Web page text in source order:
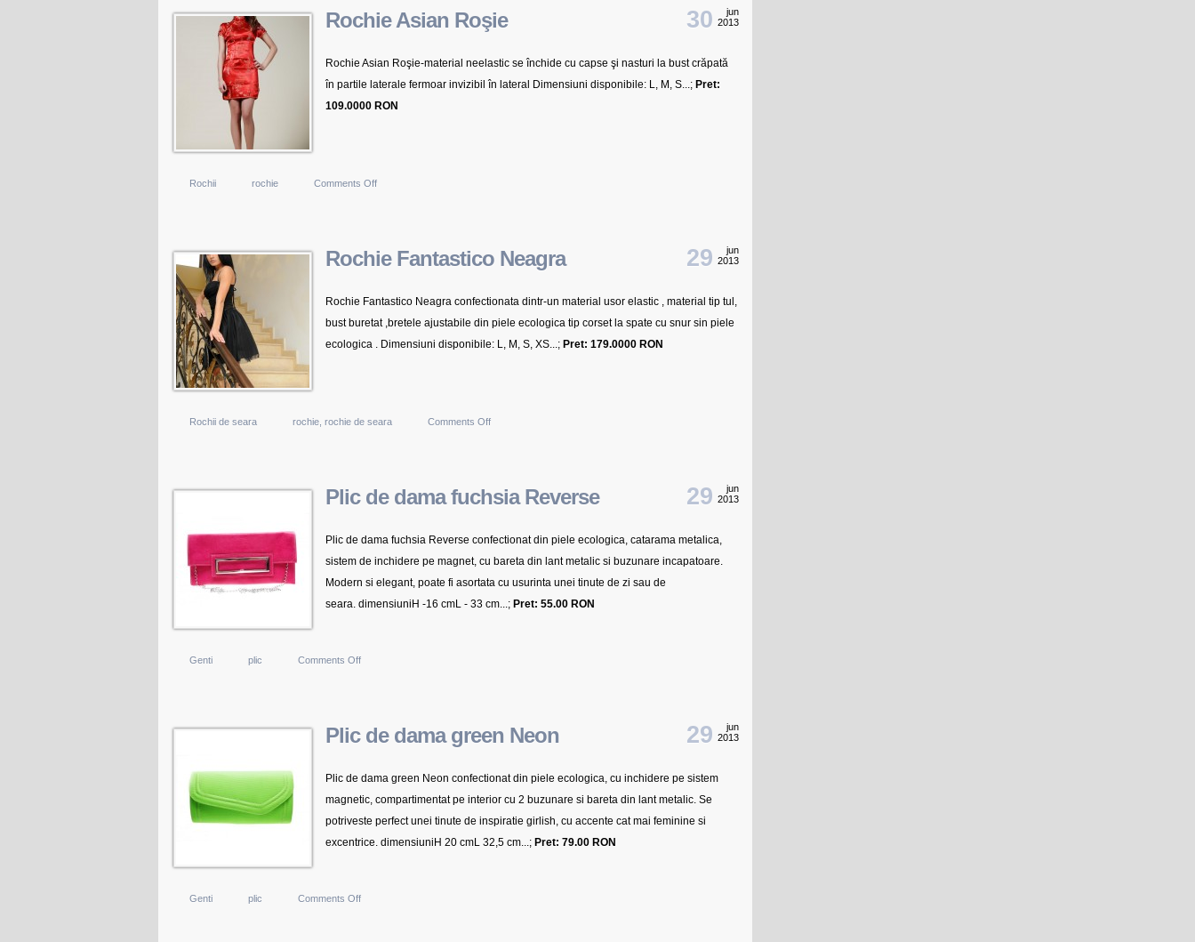
Lovely
doi
jun
2013
30
Rochie Asian Roşie
Rochie Asian Roşie-material neelastic se închide cu capse şi nasturi la bust crăpată
în partile laterale fermoar invizibil în lateral Dimensiuni disponibile: L, M, S...; Pret:
109.0000 RON
Rochii rochie Comments Offon
jun
2013
29
Rochie Fantastico Neagra
Rochie Fantastico Neagra confectionata dintr-un material usor elastic , material tip tul,
bust buretat ,bretele ajustabile din piele ecologica tip corset la spate cu snur sin piele
ecologica . Dimensiuni disponibile: L, M, S, XS...; Pret: 179.0000 RON
Rochii de seara rochie rochie de seara Comments Offon
jun
2013
29
Plic de dama fuchsia Reverse
Plic de dama fuchsia Reverse confectionat din piele ecologica, catarama metalica,
sistem de inchidere pe magnet, cu bareta din lant metalic si buzunare incapatoare.
Modern si elegant, poate fi asortata cu usurinta unei tinute de zi sau de
seara. dimensiuniH -16 cmL - 33 cm ...; Pret: 55.00 RON
Genti plic Comments Offon
fuchsia
jun
2013
29
Plic de dama green Neon
Plic de dama green Neon confectionat din piele ecologica, cu inchidere pe sistem
magnetic, compartimentat pe interior cu 2 buzunare si bareta din lant metalic. Se
potriveste perfect unei tinute de inspiratie girlish, cu accente cat mai feminine si
excentrice. dimensiuniH 20 cmL 32,5 cm ...; Pret: 79.00 RON
Genti plic Comments Offon